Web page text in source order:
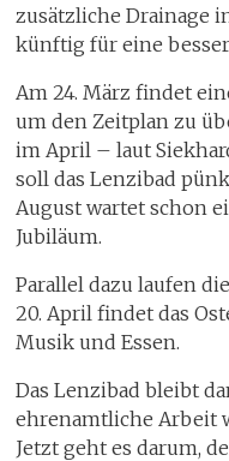
zusätzliche Drainage
künftig für eine
Am 24. März findet
um den Zeitplan zu
im April – laut
soll das Lenzibad
August wartet schon
Jubiläum.
Parallel dazu laufen
20. April findet das
Musik und Essen.
Das Lenzibad bleibt
ehrenamtliche Arbeit
Jetzt geht es darum,